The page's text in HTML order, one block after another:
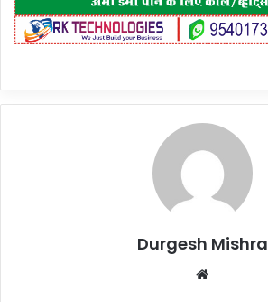
Durgesh Mishra
Website